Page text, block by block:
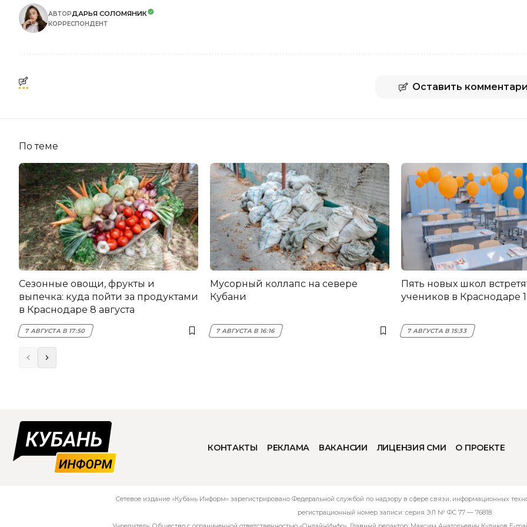
АВТОРДАРЬЯ СОЛОМЯНИК
КОРРЕСПОНДЕНТ
Оставить
По теме
Сезонные овощи, фрукты и
выпечка: куда пойти за продуктами
в Краснодаре 8 августа
7 АВГУСТА В 17:50
Мусорный коллапс на севере
Кубани
7 АВГУСТА В 16:16
Пять новых школ
учеников в Краснодаре
7 АВГУСТА В 15:33
КОНТАКТЫ РЕКЛАМА ВАКАНСИИ ЛИЦЕНЗИЯ СМИ О ПРОЕКТЕ
Сетевое издание «Кубань Информ» зарегистрировано Федеральной службой по надзору в сфере связи, информационных
регистрационный номер записи: серия ЭЛ № ФС 77 — 76818.